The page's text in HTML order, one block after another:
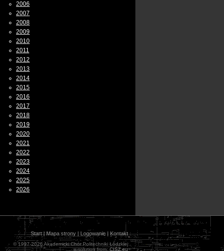
2006
2007
2008
2009
2010
2011
2012
2013
2014
2015
2016
2017
2018
2019
2020
2021
2022
2023
2024
2025
2026
Start|Mapa strony | Logowanie | Kontakt
© 1997-2026 Akademicki Chór Politechniki Łódzkiej
e-solution from:CISZ.eu